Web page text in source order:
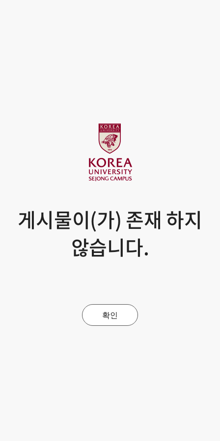
게시물이(가) 존재 하지
않습니다.